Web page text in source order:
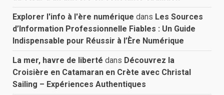
Explorer l'info à l'ère numérique dans Les Sources
d’Information Professionnelle Fiables : Un Guide
Indispensable pour Réussir à l’Ère Numérique
La mer, havre de liberté dans Découvrez la
Croisière en Catamaran en Crète avec Christal
Sailing – Expériences Authentiques